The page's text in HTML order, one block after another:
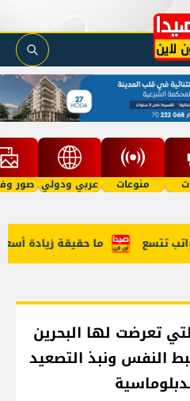
منوعات عربي ودولي صور
ما حقيقة زيادة أسعار تتسع
تعرضت لها البحرين
النفس ونبذ التصعيد